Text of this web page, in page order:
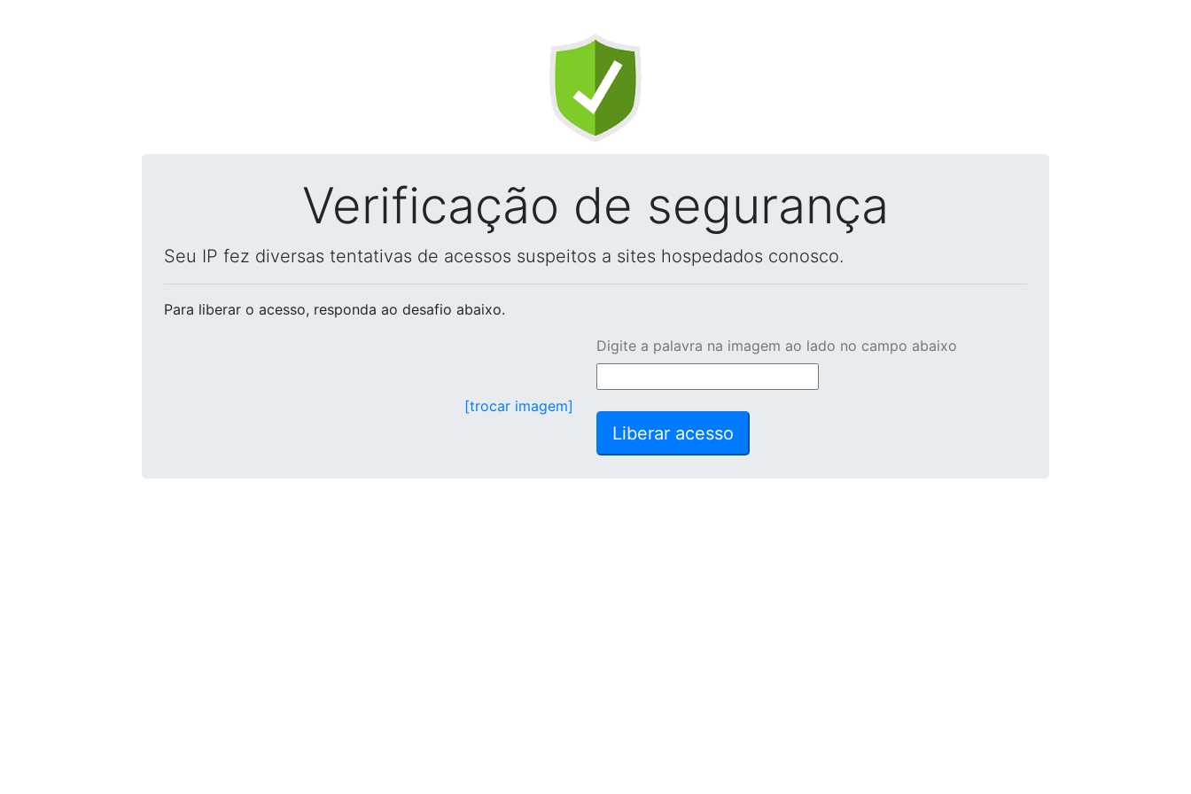
Verificação de segurança
Seu IP fez diversas tentativas de acessos suspeitos a sites hospedados conosco.
Para liberar o acesso, responda ao desafio abaixo.
[trocar imagem]
Digite a palavra na imagem ao lado no campo abaixo